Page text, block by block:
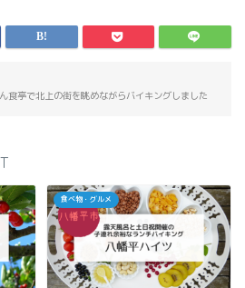
食亭で北上の街を眺めながらバイキングしました
食べ物・グルメ